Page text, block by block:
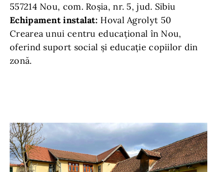
557214 Nou, com. Roșia, nr. 5, jud. Sibiu
Echipament instalat: Hoval Agrolyt 50
Crearea unui centru educațional în Nou,
oferind suport social și educație copiilor din
zonă.